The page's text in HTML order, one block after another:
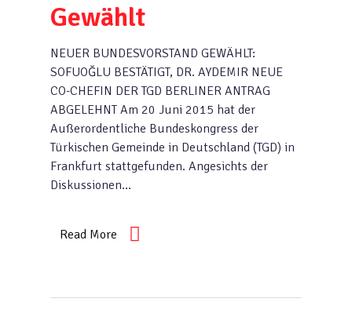
Gewählt
NEUER BUNDESVORSTAND GEWÄHLT:
SOFUOĞLU BESTÄTIGT, DR. AYDEMIR NEUE
CO-CHEFIN DER TGD BERLINER ANTRAG
ABGELEHNT Am 20 Juni 2015 hat der
Außerordentliche Bundeskongress der
Türkischen Gemeinde in Deutschland (TGD) in
Frankfurt stattgefunden. Angesichts der
Diskussionen…
Read More